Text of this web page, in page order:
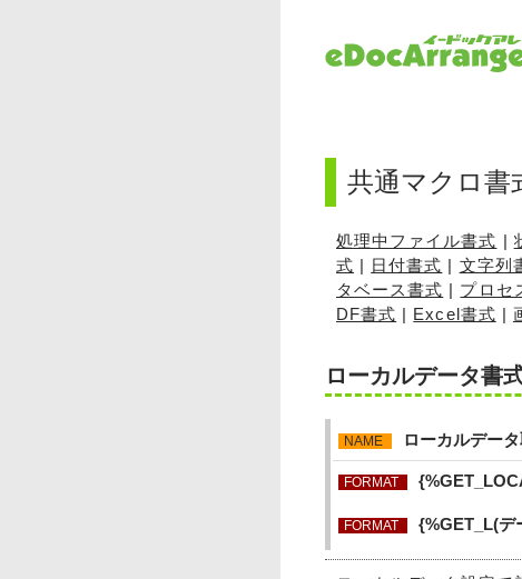
共通マクロ書
処理中ファイル書式 |
式 | 日付書式 | 文字列
タベース書式 | プロセ
DF書式 | Excel書式 |
ローカルデータ書
NAME ローカルデー
FORMAT
FORMAT {%GET_L(デ